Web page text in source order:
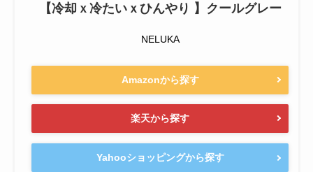
【冷却ｘ冷たいｘひんやり 】クールグレー
NELUKA
Amazonから探す
楽天から探す
Yahooショッピングから探す